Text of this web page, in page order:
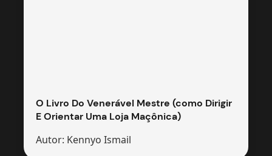
O Livro Do Venerável Mestre (como Dirigir
E Orientar Uma Loja Maçônica)
Autor: Kennyo Ismail